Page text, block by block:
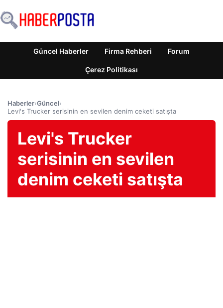
Güncel Haberler Firma Rehberi Forum
Çerez Politikası
Haberler›Güncel›
Levi's Trucker serisinin en sevilen denim ceketi satışta
Levi's Trucker
serisinin en sevilen
denim ceketi satışta